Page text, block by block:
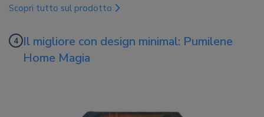
Scopri tutto sul prodotto
Il migliore con design minimal: Pumilene
Home Magia